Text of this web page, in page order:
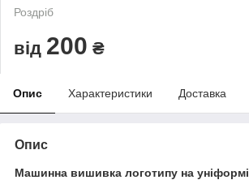
Роздріб
від 200 ₴
Опис Характеристики Доставка
Опис
Машинна вишивка логотипу на уніформі